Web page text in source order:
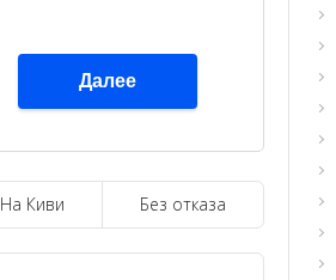
На Киви Без отказа